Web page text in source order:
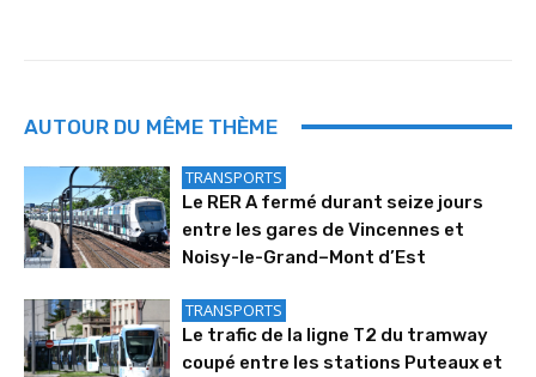
AUTOUR DU MÊME THÈME
TRANSPORTS
Le RER A fermé durant seize jours
entre les gares de Vincennes et
Noisy-le-Grand–Mont d’Est
TRANSPORTS
Le trafic de la ligne T2 du tramway
coupé entre les stations Puteaux et